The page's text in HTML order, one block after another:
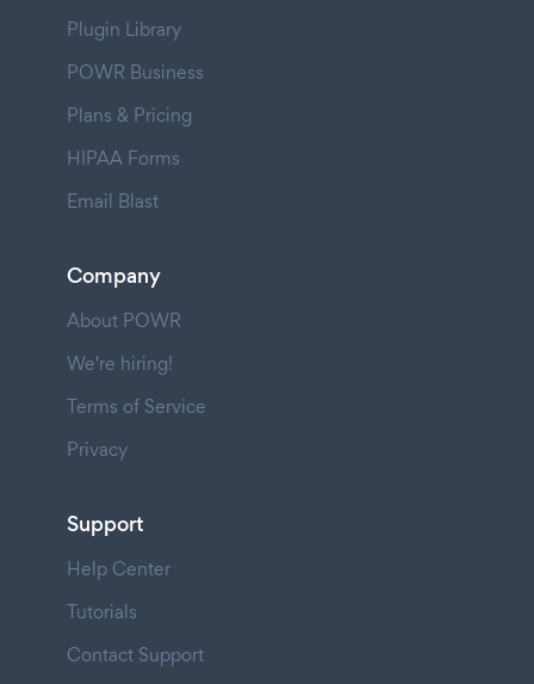
Plugin Library
POWR Business
Plans & Pricing
HIPAA Forms
Email Blast
Company
About POWR
We're hiring!
Terms of Service
Privacy
Support
Help Center
Tutorials
Contact Support